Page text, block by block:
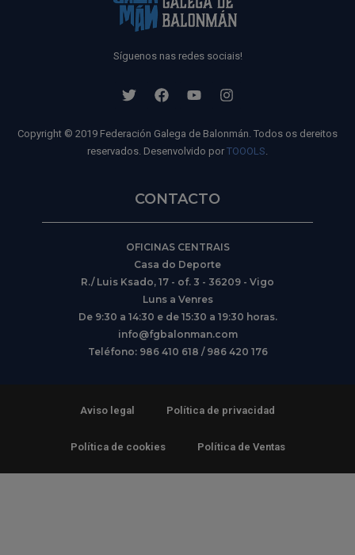
Síguenos nas redes sociais!
Copyright © 2019 Federación Galega de Balonmán. Todos os dereitos
reservados. Desenvolvido por TOOOLS
CONTACTO
OFICINAS CENTRAIS
Casa do Deporte
R./ Luis Ksado, 17 - of. 3 - 36209 - Vigo
Luns a Venres
De 9:30 a 14:30 e de 15:30 a 19:30 horas.
info@fgbalonman.com
Teléfono: 986 410 618 / 986 420 176
Aviso legal Política de privacidad
Política de cookies Política de Ventas